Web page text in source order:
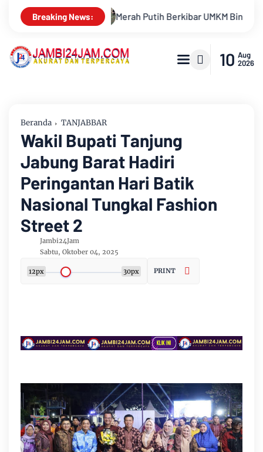
Breaking News:
UMKM Binaan Hingga Donor Darah Semarakkan HUT RI Ke-
10 Aug
2026
Beranda TANJABBAR
Wakil Bupati Tanjung
Jabung Barat Hadiri
Peringantan Hari Batik
Nasional Tungkal Fashion
Street 2
Jambi24Jam
Sabtu, Oktober 04, 2025
12px 30px PRINT